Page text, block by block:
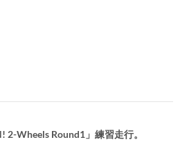
Wheels Round1」練習走行。